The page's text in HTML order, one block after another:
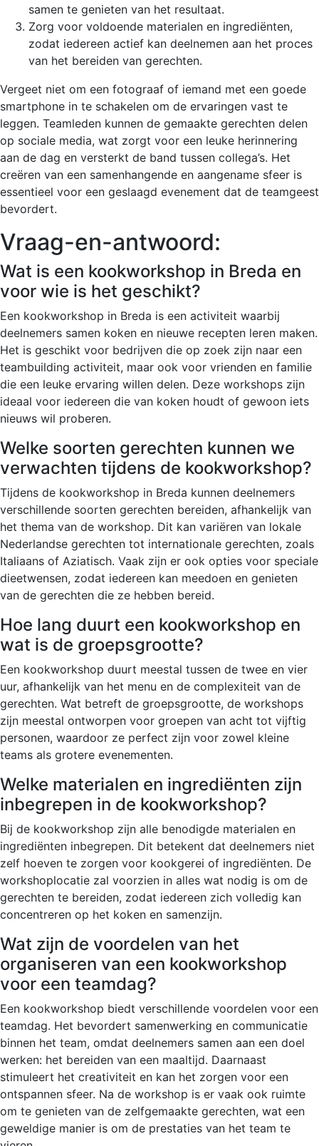
samen te genieten van het resultaat.
Zorg voor voldoende materialen en ingrediënten,
zodat iedereen actief kan deelnemen aan het proces
van het bereiden van gerechten.
Vergeet niet om een fotograaf of iemand met een goede
smartphone in te schakelen om de ervaringen vast te
leggen. Teamleden kunnen de gemaakte gerechten delen
op sociale media, wat zorgt voor een leuke herinnering
aan de dag en versterkt de band tussen collega’s. Het
creëren van een samenhangende en aangename sfeer is
essentieel voor een geslaagd evenement dat de teamgeest
bevordert.
Vraag-en-antwoord:
Wat is een kookworkshop in Breda en
voor wie is het geschikt?
Een kookworkshop in Breda is een activiteit waarbij
deelnemers samen koken en nieuwe recepten leren maken.
Het is geschikt voor bedrijven die op zoek zijn naar een
teambuilding activiteit, maar ook voor vrienden en familie
die een leuke ervaring willen delen. Deze workshops zijn
ideaal voor iedereen die van koken houdt of gewoon iets
nieuws wil proberen.
Welke soorten gerechten kunnen we
verwachten tijdens de kookworkshop?
Tijdens de kookworkshop in Breda kunnen deelnemers
verschillende soorten gerechten bereiden, afhankelijk van
het thema van de workshop. Dit kan variëren van lokale
Nederlandse gerechten tot internationale gerechten, zoals
Italiaans of Aziatisch. Vaak zijn er ook opties voor speciale
dieetwensen, zodat iedereen kan meedoen en genieten
van de gerechten die ze hebben bereid.
Hoe lang duurt een kookworkshop en
wat is de groepsgrootte?
Een kookworkshop duurt meestal tussen de twee en vier
uur, afhankelijk van het menu en de complexiteit van de
gerechten. Wat betreft de groepsgrootte, de workshops
zijn meestal ontworpen voor groepen van acht tot vijftig
personen, waardoor ze perfect zijn voor zowel kleine
teams als grotere evenementen.
Welke materialen en ingrediënten zijn
inbegrepen in de kookworkshop?
Bij de kookworkshop zijn alle benodigde materialen en
ingrediënten inbegrepen. Dit betekent dat deelnemers niet
zelf hoeven te zorgen voor kookgerei of ingrediënten. De
workshoplocatie zal voorzien in alles wat nodig is om de
gerechten te bereiden, zodat iedereen zich volledig kan
concentreren op het koken en samenzijn.
Wat zijn de voordelen van het
organiseren van een kookworkshop
voor een teamdag?
Een kookworkshop biedt verschillende voordelen voor een
teamdag. Het bevordert samenwerking en communicatie
binnen het team, omdat deelnemers samen aan een doel
werken: het bereiden van een maaltijd. Daarnaast
stimuleert het creativiteit en kan het zorgen voor een
ontspannen sfeer. Na de workshop is er vaak ook ruimte
om te genieten van de zelfgemaakte gerechten, wat een
geweldige manier is om de prestaties van het team te